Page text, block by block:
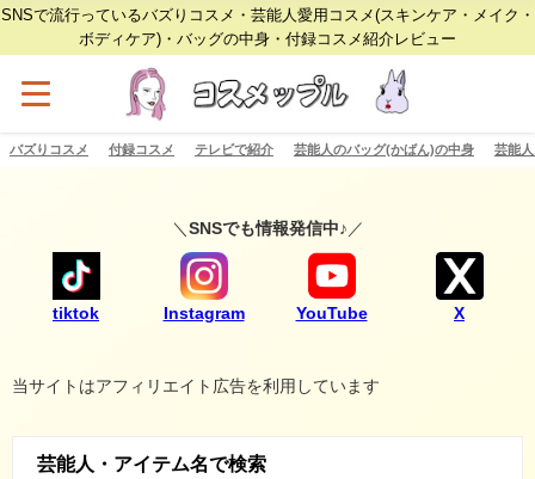
SNSで流行っているバズりコスメ・芸能人愛用コスメ(スキンケア・メイク・
ボディケア)・バッグの中身・付録コスメ紹介レビュー
バズりコスメ 付録コスメ テレビで紹介 芸能人のバッグ(かばん)の中身 芸能
＼ SNSでも情報発信中♪ ／
tiktok Instagram YouTube X
当サイトはアフィリエイト広告を利用しています
芸能人・アイテム名で検索